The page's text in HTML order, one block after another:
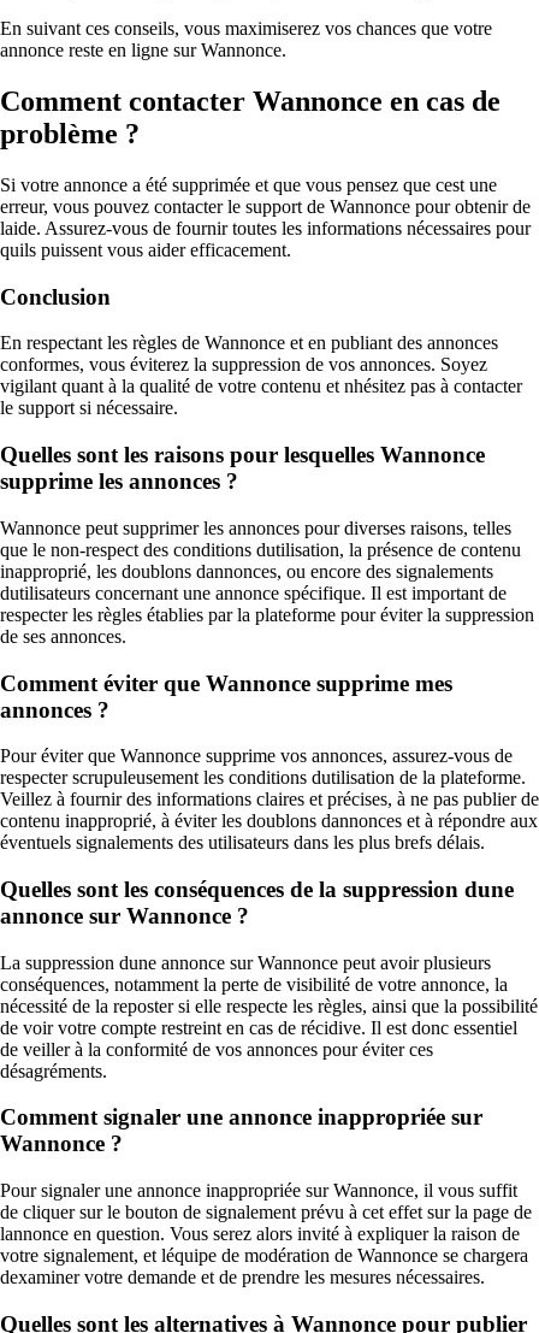
En suivant ces conseils, vous maximiserez vos chances que votre
annonce reste en ligne sur Wannonce.
Comment contacter Wannonce en cas de
problème ?
Si votre annonce a été supprimée et que vous pensez que cest une
erreur, vous pouvez contacter le support de Wannonce pour obtenir de
laide. Assurez-vous de fournir toutes les informations nécessaires pour
quils puissent vous aider efficacement.
Conclusion
En respectant les règles de Wannonce et en publiant des annonces
conformes, vous éviterez la suppression de vos annonces. Soyez
vigilant quant à la qualité de votre contenu et nhésitez pas à contacter
le support si nécessaire.
Quelles sont les raisons pour lesquelles Wannonce
supprime les annonces ?
Wannonce peut supprimer les annonces pour diverses raisons, telles
que le non-respect des conditions dutilisation, la présence de contenu
inapproprié, les doublons dannonces, ou encore des signalements
dutilisateurs concernant une annonce spécifique. Il est important de
respecter les règles établies par la plateforme pour éviter la suppression
de ses annonces.
Comment éviter que Wannonce supprime mes
annonces ?
Pour éviter que Wannonce supprime vos annonces, assurez-vous de
respecter scrupuleusement les conditions dutilisation de la plateforme.
Veillez à fournir des informations claires et précises, à ne pas publier de
contenu inapproprié, à éviter les doublons dannonces et à répondre aux
éventuels signalements des utilisateurs dans les plus brefs délais.
Quelles sont les conséquences de la suppression dune
annonce sur Wannonce ?
La suppression dune annonce sur Wannonce peut avoir plusieurs
conséquences, notamment la perte de visibilité de votre annonce, la
nécessité de la reposter si elle respecte les règles, ainsi que la possibilité
de voir votre compte restreint en cas de récidive. Il est donc essentiel
de veiller à la conformité de vos annonces pour éviter ces
désagréments.
Comment signaler une annonce inappropriée sur
Wannonce ?
Pour signaler une annonce inappropriée sur Wannonce, il vous suffit
de cliquer sur le bouton de signalement prévu à cet effet sur la page de
lannonce en question. Vous serez alors invité à expliquer la raison de
votre signalement, et léquipe de modération de Wannonce se chargera
dexaminer votre demande et de prendre les mesures nécessaires.
Quelles sont les alternatives à Wannonce pour publier